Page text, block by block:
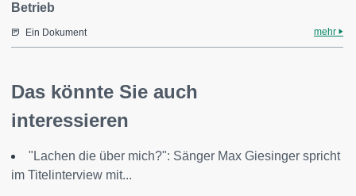
Betrieb
Ein Dokument mehr
Das könnte Sie auch
interessieren
"Lachen die über mich?": Sänger Max Giesinger spricht
im Titelinterview mit...